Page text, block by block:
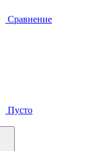
Сравнение
Пусто